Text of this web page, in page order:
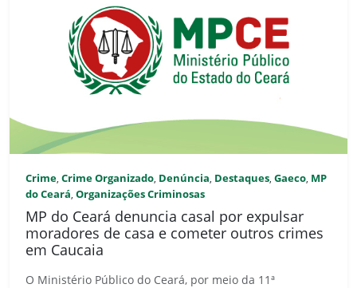
Crime, Crime Organizado, Denúncia, Destaques, Gaeco, MP
do Ceará, Organizações Criminosas
MP do Ceará denuncia casal por expulsar
moradores de casa e cometer outros crimes
em Caucaia
O Ministério Público do Ceará, por meio da 11ª